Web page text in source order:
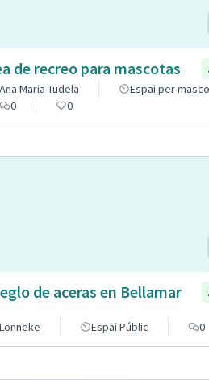
de recreo para mascotas
Ana Maria Tudela
Espai per
0
0
de aceras en Bellamar
Lonneke Espai Públic 0